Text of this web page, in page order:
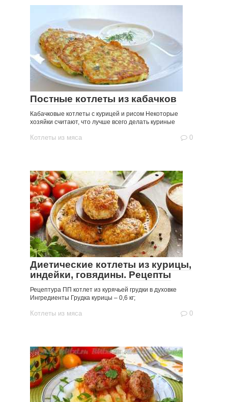
Постные котлеты из кабачков
Кабачковые котлеты с курицей и рисом Некоторые
хозяйки считают, что лучше всего делать куриные
Котлеты из мяса 0
Диетические котлеты из курицы,
индейки, говядины. Рецепты
Рецептура ПП котлет из курячьей грудки в духовке
Ингредиенты Грудка курицы – 0,6 кг;
Котлеты из мяса 0